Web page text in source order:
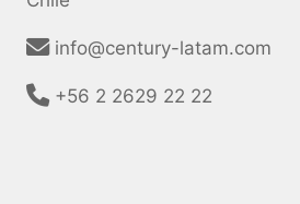
info@century-latam.com
+56 2 2629 22 22